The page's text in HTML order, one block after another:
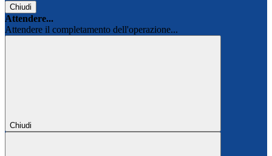
Chiudi
Attendere...
Attendere il completamento dell'operazione...
Chiudi